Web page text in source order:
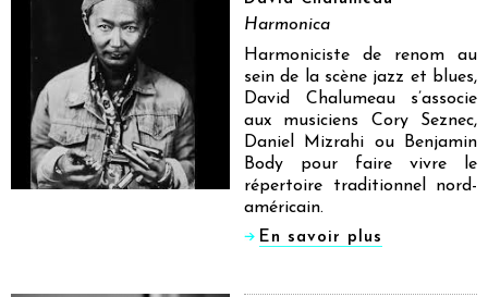
Harmonica
Harmoniciste de renom au
sein de la scène jazz et blues,
David Chalumeau s’associe
aux musiciens Cory Seznec,
Daniel Mizrahi ou Benjamin
Body pour faire vivre le
répertoire traditionnel nord-
américain.
En savoir plus